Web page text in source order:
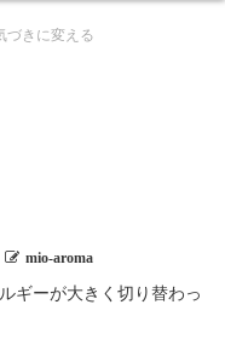
づきに変える
mio-aroma
ギーが大きく切り替わっ